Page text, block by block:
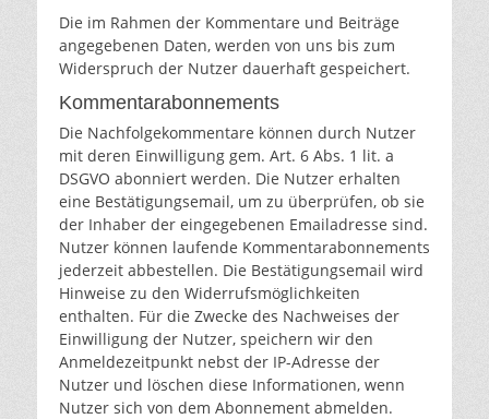
Die im Rahmen der Kommentare und Beiträge
angegebenen Daten, werden von uns bis zum
Widerspruch der Nutzer dauerhaft gespeichert.
Kommentarabonnements
Die Nachfolgekommentare können durch Nutzer
mit deren Einwilligung gem. Art. 6 Abs. 1 lit. a
DSGVO abonniert werden. Die Nutzer erhalten
eine Bestätigungsemail, um zu überprüfen, ob sie
der Inhaber der eingegebenen Emailadresse sind.
Nutzer können laufende Kommentarabonnements
jederzeit abbestellen. Die Bestätigungsemail wird
Hinweise zu den Widerrufsmöglichkeiten
enthalten. Für die Zwecke des Nachweises der
Einwilligung der Nutzer, speichern wir den
Anmeldezeitpunkt nebst der IP-Adresse der
Nutzer und löschen diese Informationen, wenn
Nutzer sich von dem Abonnement abmelden.